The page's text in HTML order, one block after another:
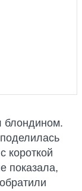
блондином.
короткой
показала,